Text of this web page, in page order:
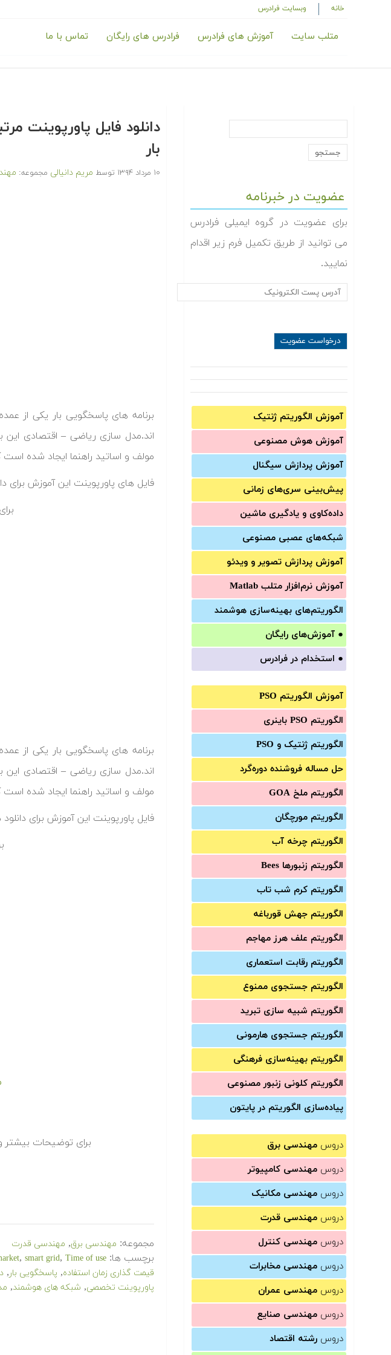
خانه وبسایت فرادرس
متلب سایت آموزش های فرادرس فرادرس های رایگان تماس با ما
عضویت در خبرنامه
برای عضویت در گروه ایمیلی فرادرس
می توانید از طریق تکمیل فرم زیر اقدام
نمایید.
آموزش الگوریتم ژنتیک
آموزش‌ هوش مصنوعی
آموزش‌ پردازش سیگنال
پیش‌‌بینی سری‌‌های زمانی
داده‌کاوی و یادگیری ماشین
شبکه‌های عصبی مصنوعی
آموزش‌ پردازش تصویر و ویدئو
آموزش‌ نرم‌افزار متلب Matlab
الگوریتم‌های بهینه‌سازی هوشمند
● آموزش‌های رایگان
● استخدام در فرادرس
آموزش الگوریتم PSO
الگوریتم PSO باینری
الگوریتم ژنتیک و PSO
حل مساله فروشنده دوره‌گرد
الگوریتم ملخ GOA
الگوریتم مورچگان
الگوریتم چرخه آب
الگوریتم زنبورها Bees
الگوریتم کرم شب تاب
الگوریتم جهش قورباغه
الگوریتم علف هرز مهاجم
الگوریتم رقابت استعماری
الگوریتم جستجوی ممنوع
الگوریتم شبیه سازی تبرید
الگوریتم جستجوی هارمونی
الگوریتم بهینه‌سازی فرهنگی
الگوریتم کلونی زنبور مصنوعی
پیاده‌سازی الگوریتم در پایتون
دروس مهندسی برق
دروس مهندسی کامپیوتر
دروس مهندسی مکانیک
دروس مهندسی قدرت
دروس مهندسی کنترل
دروس مهندسی مخابرات
دروس مهندسی عمران
دروس مهندسی صنایع
دروس رشته اقتصاد
دانلود فایل پاورپوینت
بار
۱۰ مرداد ۱۳۹۴ توسط مریم دانیالی مجموعه:
برنامه های پاسخگویی بار یکی از
اند.مدل سازی ریاضی – اقتصادی این
مولف و اساتید راهنما ایجاد شده است
فایل های پاورپوینت این آموزش برای
برنامه های پاسخگویی بار یکی از
اند.مدل سازی ریاضی – اقتصادی این
مولف و اساتید راهنما ایجاد شده است
فایل پاورپوینت این آموزش برای
برای توضیحات بیشتر
مجموعه: مهندسی برق, مهندسی قدرت
برچسب ها: , smart grid, Time of use
قیمت گذاری زمان استفاده, پاسخگویی بار,
پاورپوینت تخصصی, شبکه های هوشمند,